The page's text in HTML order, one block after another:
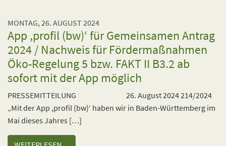
MONTAG, 26. AUGUST 2024
App ,profil (bw)‘ für Gemeinsamen Antrag
2024 / Nachweis für Fördermaßnahmen
Öko-Regelung 5 bzw. FAKT II B3.2 ab
sofort mit der App möglich
PRESSEMITTEILUNG 26. August 2024 214/2024
„Mit der App ,profil (bw)‘ haben wir in Baden-Württemberg im
Mai dieses Jahres […]